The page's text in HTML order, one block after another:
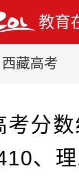
教育
西藏高考
考分
、